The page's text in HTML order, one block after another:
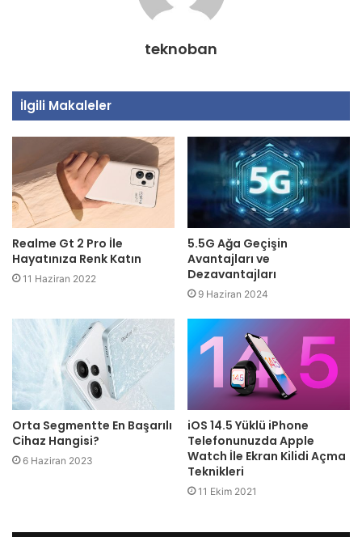
teknoban
İlgili Makaleler
Realme Gt 2 Pro İle
Hayatınıza Renk Katın
11 Haziran 2022
5.5G Ağa Geçişin
Avantajları ve
Dezavantajları
9 Haziran 2024
Orta Segmentte En Başarılı
Cihaz Hangisi?
6 Haziran 2023
iOS 14.5 Yüklü iPhone
Telefonunuzda Apple
Watch İle Ekran Kilidi Açma
Teknikleri
11 Ekim 2021